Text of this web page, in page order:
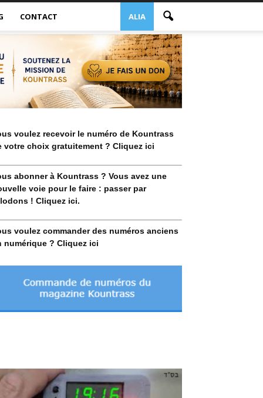
ALIA
CONTACT
voulez recevoir le numéro de Kountrass
votre choix gratuitement ? Cliquez ici
abonner à Kountrass ? Vous avez une
voie pour le faire : passer par
! Cliquez ici.
voulez commander des numéros anciens
numérique ? Cliquez ici